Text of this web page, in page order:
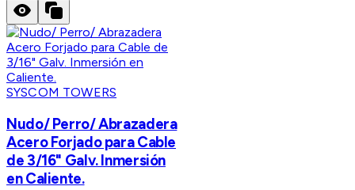
SYSCOM TOWERS
Nudo/ Perro/ Abrazadera
Acero Forjado para Cable
de 3/16" Galv. Inmersión
en Caliente.